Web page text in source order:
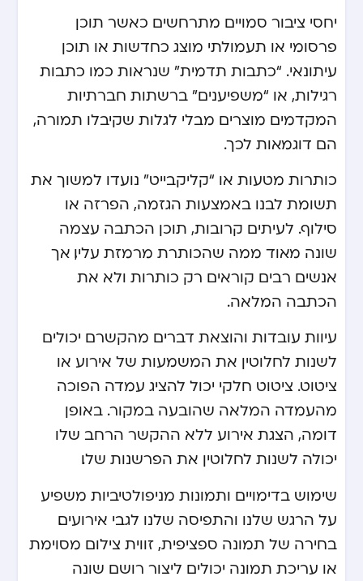
יחסי ציבור סמויים מתרחשים כאשר תוכן
פרסומי או תעמולתי מוצג כחדשות או תוכן
עיתונאי. “כתבות תדמית” שנראות כמו כתבות
רגילות, או “משפיענים” ברשתות חברתיות
המקדמים מוצרים מבלי לגלות שקיבלו תמורה,
הם דוגמאות לכך.
כותרות מטעות או “קליקבייט” נועדו למשוך את
תשומת לבנו באמצעות הגזמה, הפרזה או
סילוף. לעיתים קרובות, תוכן הכתבה עצמה
שונה מאוד ממה שהכותרת מרמזת עליו, אך
אנשים רבים קוראים רק כותרות ולא את
הכתבה המלאה.
עיוות עובדות והוצאת דברים מהקשרם יכולים
לשנות לחלוטין את המשמעות של אירוע או
ציטוט. ציטוט חלקי יכול להציג עמדה הפוכה
מהעמדה המלאה שהובעה במקור. באופן
דומה, הצגת אירוע ללא ההקשר הרחב שלו
יכולה לשנות לחלוטין את הפרשנות שלו.
שימוש בדימויים ותמונות מניפולטיביות משפיע
על הרגש שלנו והתפיסה שלנו לגבי אירועים.
בחירה של תמונה ספציפית, זווית צילום מסוימת
או עריכת תמונה יכולים ליצור רושם שונה